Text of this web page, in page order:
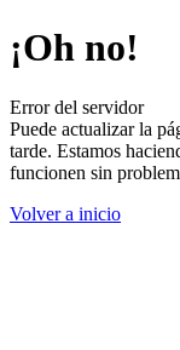
¡Oh no!
Error del servidor
Puede actualizar la
tarde. Estamos
funcionen sin
Volver a inicio